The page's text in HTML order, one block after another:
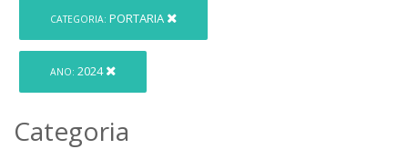
CATEGORIA: PORTARIA
ANO: 2024
Categoria